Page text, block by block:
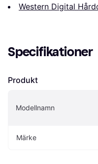
Western Digital
Specifikationer
Produkt
Modellnamn
Märke